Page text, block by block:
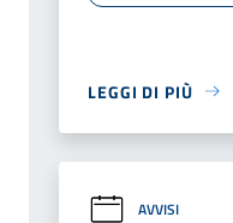
LEGGI DI PIÙ
AVVISI